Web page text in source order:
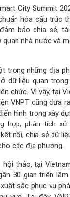
City Summit
hóa cấu trúc
bảo chia sẻ,
nhà nước và
trong những địa
dữ liệu quan
chức. Vì vậy, tại
VNPT cũng đưa
hình trong xây
hợp, phân tích
nối, chia sẻ dữ
các địa phương.
hội thảo, tại
30 gian triển
sắc phục vụ